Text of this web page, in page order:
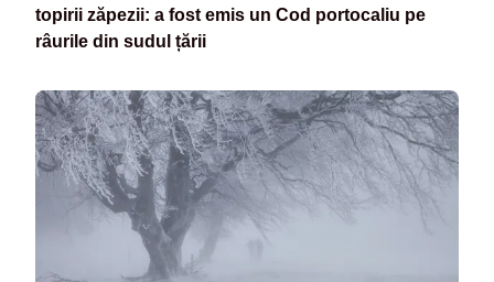
topirii zăpezii: a fost emis un Cod portocaliu pe
râurile din sudul țării